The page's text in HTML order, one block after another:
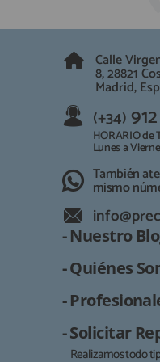
GUÍA DE COMPRA
(+34) 912 477
HORARIO de
Lunes a Viernes
Calle
8, 28821
Madrid,
(+34)
HORARIO de
Lunes a
También
mismo
- Nuestro
- Quiénes
-
- Solicitar
Realizamos todo